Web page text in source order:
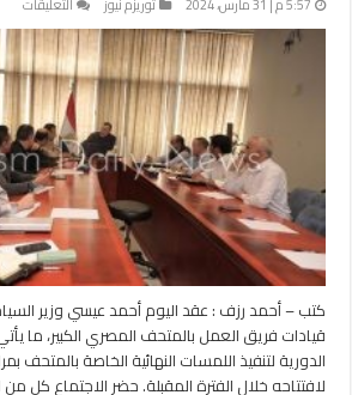
وزير
يتابع
كتب – أحمد رزف : عقد اليوم أحمد عيسي وزير
قيادات فريق العمل بالمتحف المصري الكبير، ما
الدورية لتنفيذ اللمسات النهائية الخاصة بالمتحف
لافتتاحه خلال الفترة المقبلة. حضر الاجتماع كل